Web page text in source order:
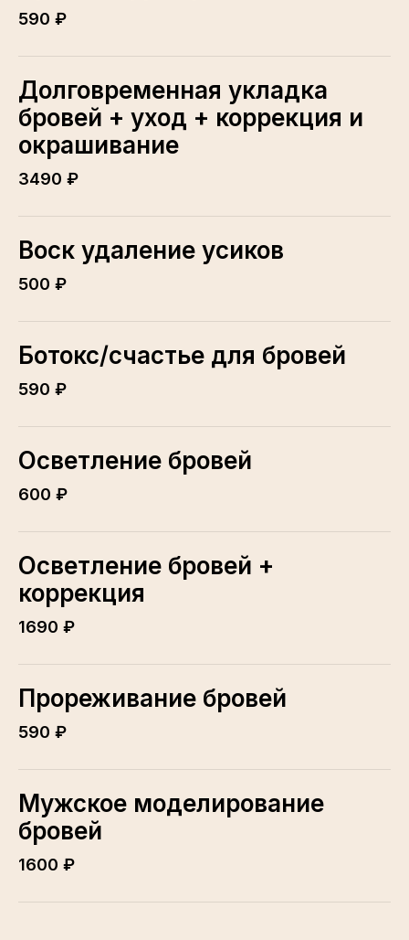
590 ₽
Долговременная укладка
бровей + уход + коррекция и
окрашивание
3490 ₽
Воск удаление усиков
500 ₽
Ботокс/счастье для бровей
590 ₽
Осветление бровей
600 ₽
Осветление бровей +
коррекция
1690 ₽
Прореживание бровей
590 ₽
Мужское моделирование
бровей
1600 ₽